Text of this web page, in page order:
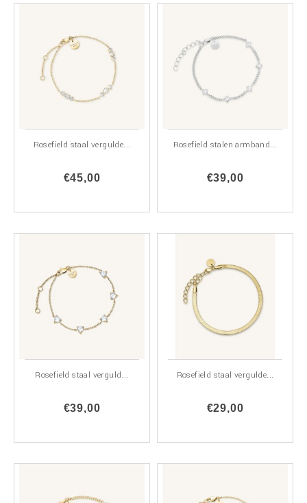
Rosefield staal vergulde...
€45,00
Rosefield stalen armband...
€39,00
Rosefield staal verguld...
€39,00
Rosefield staal vergulde...
€29,00